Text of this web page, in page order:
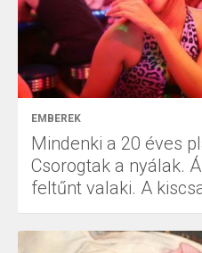
EMBEREK
Mindenki a 20 éves
Csorogtak a nyálak.
feltűnt valaki. A